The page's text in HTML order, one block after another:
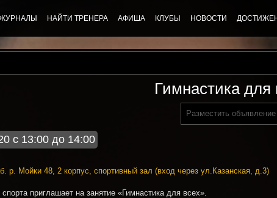
НАЙТИ ТРЕНЕРА АФИША КЛУБЫ НОВОСТИ
Гимнастика для
Разместить объявление
с 13:00 до 14:00
р. Мойки 48, 2 корпус, спортивный зал (вход через ул.Казанская, д.3)
приглашает на занятие «Гимнастика для всех».